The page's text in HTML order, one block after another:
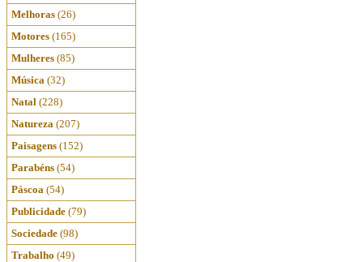
Melhoras (26)
Motores (165)
Mulheres (85)
Música (32)
Natal (228)
Natureza (207)
Paisagens (152)
Parabéns (54)
Páscoa (54)
Publicidade (79)
Sociedade (98)
Trabalho (49)